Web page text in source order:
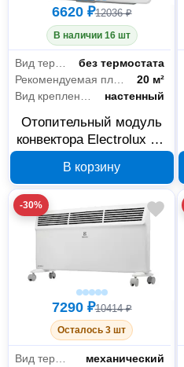
6620 ₽12036 ₽
В наличии 16 шт
Вид термостата
без термостата
20 м²
настенный
Отопительный модуль
конвектора Electrolux Air
ECH/AG2-1500 T
НС-1081911
В корзину
-30%
7290 ₽10414 ₽
Осталось 3 шт
механический